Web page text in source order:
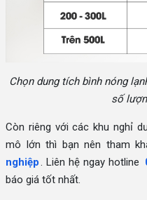
Chọn dung tích bình nóng
số
Còn riêng với các khu nghỉ
mô lớn thì bạn nên tham
nghiệp. Liên hệ ngay hotline
báo giá tốt nhất.